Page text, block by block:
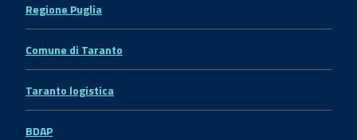
Regione Puglia
Comune di Taranto
Taranto logistica
BDAP